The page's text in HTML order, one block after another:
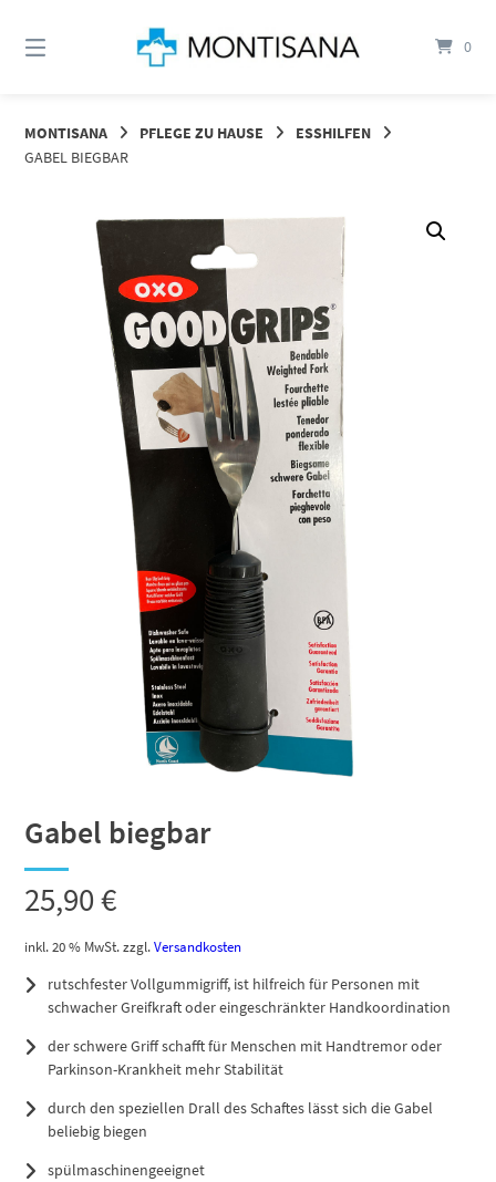
zum
0
MONTISANA PFLEGE ZU HAUSE
ESSHILFEN
GABEL BIEGBAR
Gabel biegbar
25,90€
inkl. 20 % MwSt. zzgl.Versandkosten
rutschfester Vollgummigriff, ist hilfreich für Personen mit
schwacher Greifkraft oder eingeschränkter Handkoordination
der schwere Griff schafft für Menschen mit Handtremor oder
Parkinson-Krankheit mehr Stabilität
durch den speziellen Drall des Schaftes lässt sich die Gabel
beliebig biegen
spülmaschinengeeignet